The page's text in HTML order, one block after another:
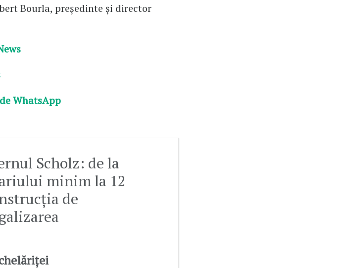
Bourla, președinte și director
WhatsApp
Scholz: de la
minim la 12
de